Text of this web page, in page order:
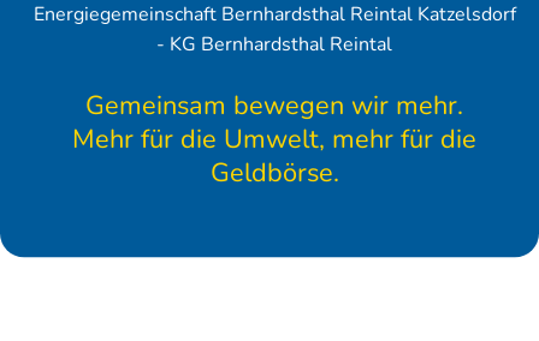
Energiegemeinschaft Bernhardsthal Reintal Katzelsdorf
- KG Bernhardsthal Reintal
Gemeinsam bewegen wir mehr.
Mehr für die Umwelt, mehr für die
Geldbörse.